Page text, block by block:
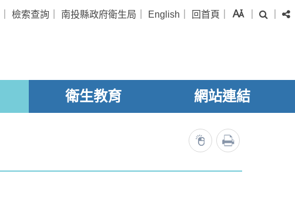
檢索查詢 南投縣政府衛生局 English 回首頁 字級 搜尋
衛生教育 網站連結